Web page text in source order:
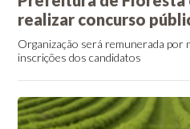
realizar concurso
Organização será remunerada por
inscrições dos candidatos